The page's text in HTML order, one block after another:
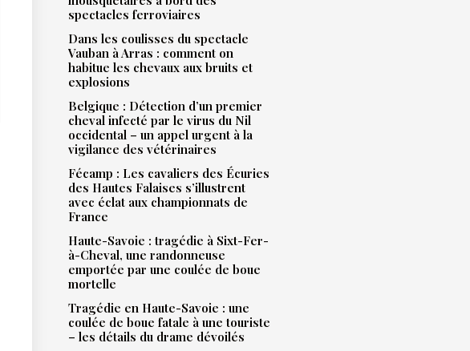
spectacles ferroviaires
Dans les coulisses du spectacle
Vauban à Arras : comment on
habitue les chevaux aux bruits et
explosions
Belgique : Détection d’un premier
cheval infecté par le virus du Nil
occidental – un appel urgent à la
vigilance des vétérinaires
Fécamp : Les cavaliers des Écuries
des Hautes Falaises s’illustrent
avec éclat aux championnats de
France
Haute-Savoie : tragédie à Sixt-Fer-
à-Cheval, une randonneuse
emportée par une coulée de boue
mortelle
Tragédie en Haute-Savoie : une
coulée de boue fatale à une touriste
– les détails du drame dévoilés